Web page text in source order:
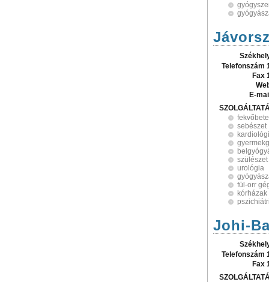
Telefonszám
Fax
E-
sebészet
szülészet
urológia
fül-orr
kórházak
Johi-
Telefonszám
Fax